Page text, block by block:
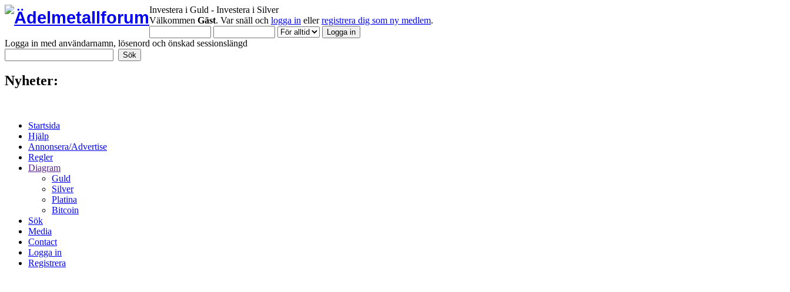
Investera i Guld - Investera i Silver
Välkommen Gäst. Var snäll och logga in ellerregistrera dig som ny medlem.
Logga in med användarnamn, lösenord och önskad sessionslängd
Nyheter:
Startsida
Hjälp
Annonsera/Advertise
Regler
Diagram
Guld
Silver
Platina
Bitcoin
Sök
Media
Contact
Logga in
Registrera